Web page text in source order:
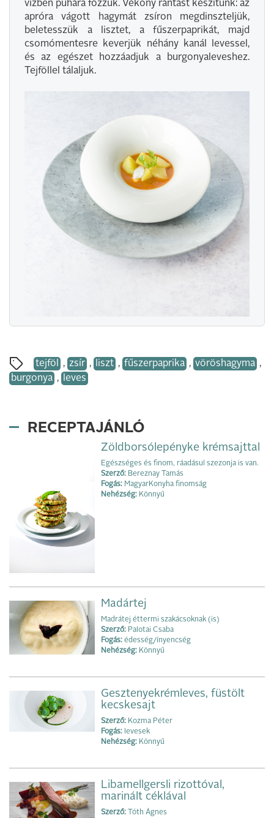
vízben puhára főzzük. Vékony rántást készítünk: az
apróra vágott hagymát zsíron megdinszteljük,
beletesszük a lisztet, a fűszerpaprikát, majd
csomómentesre keverjük néhány kanál levessel,
és az egészet hozzáadjuk a burgonyaleveshez.
Tejföllel tálaljuk.
tejföl , zsír , liszt , fűszerpaprika , vöröshagyma ,
burgonya , leves
RECEPTAJÁNLÓ
Zöldborsólepényke krémsajttal
Egészséges és finom, ráadásul szezonja is van.
Szerző: Bereznay Tamás
Fogás: MagyarKonyha finomság
Nehézség: Könnyű
Madártej
Madrátej éttermi szakácsoknak (is)
Szerző: Palotai Csaba
Fogás: édesség/ínyencség
Nehézség: Könnyű
Gesztenyekrémleves, füstölt
kecskesajt
Szerző: Kozma Péter
Fogás: levesek
Nehézség: Könnyű
Libamellgersli rizottóval,
marinált céklával
Szerző: Tóth Ágnes